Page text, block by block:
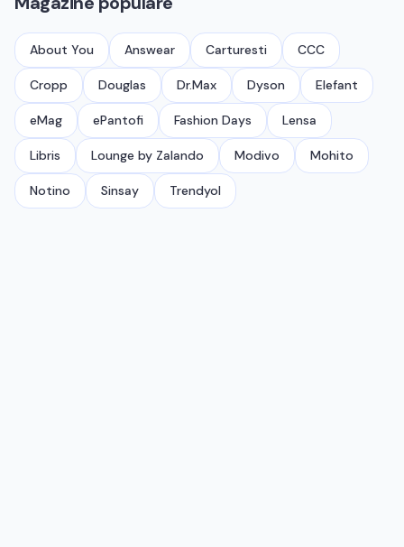
About You Answear Carturesti CCC
Cropp Douglas Dr.Max Dyson Elefant
eMag ePantofi Fashion Days Lensa
Libris Lounge by Zalando Modivo Mohito
Notino Sinsay Trendyol